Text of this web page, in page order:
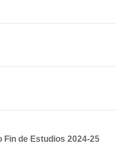
de Estudios 2024-25